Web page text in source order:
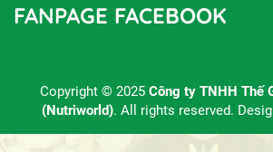
FANPAGE FACEBOOK
Copyright © 2025 Công ty TNHH Thế
(Nutriworld). All rights reserved.